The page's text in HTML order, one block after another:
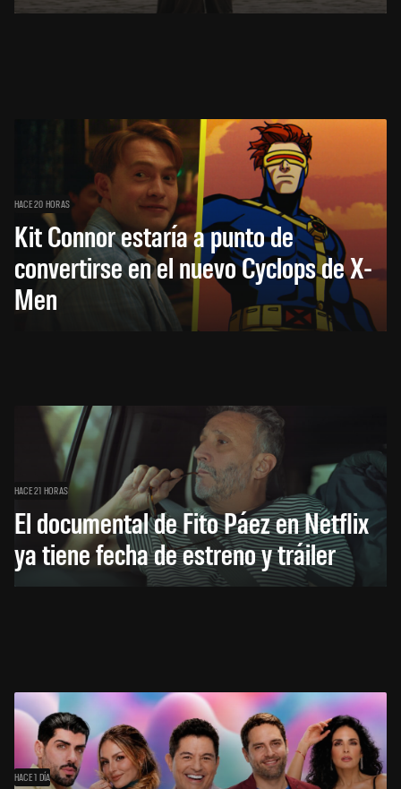
HACE 20 HORAS
Kit Connor estaría a punto de
convertirse en el nuevo Cyclops de X-
Men
HACE 21 HORAS
El documental de Fito Páez en Netflix
ya tiene fecha de estreno y tráiler
HACE 1 DÍA